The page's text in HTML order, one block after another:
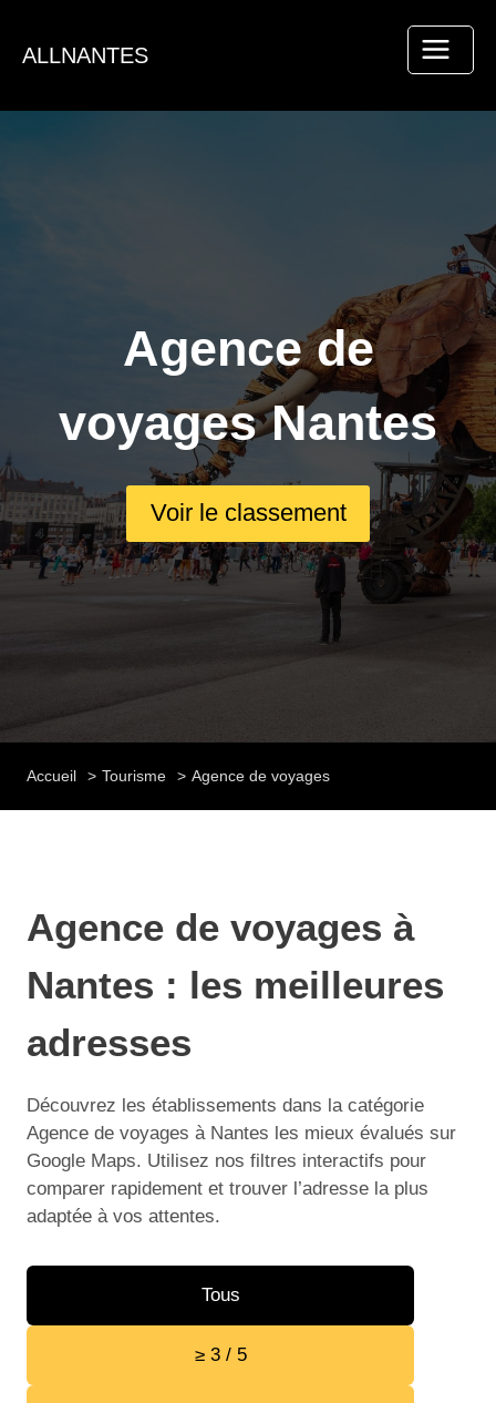
contenu
ALLNANTES
Agence de
voyages Nantes
Voir le classement
Accueil Tourisme Agence de voyages
Agence de voyages à
Nantes : les meilleures
adresses
Découvrez les établissements dans la catégorie
Agence de voyages à Nantes les mieux évalués sur
Google Maps. Utilisez nos filtres interactifs pour
comparer rapidement et trouver l’adresse la plus
adaptée à vos attentes.
Tous
≥ 3 / 5